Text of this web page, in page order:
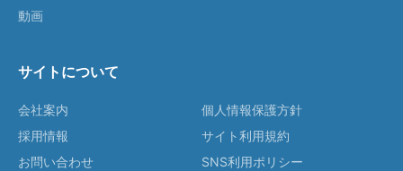
動画
サイトについて
会社案内
採用情報
お問い合わせ
個人情報保護方針
サイト利用規約
SNS利用ポリシー